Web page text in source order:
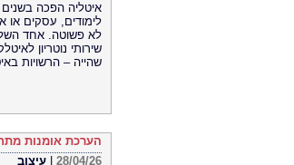
איטליה הפכה בשנים
לימודים, עסקים או
לא פשוטה. אחד
שירותי נוטריון
שהייה – הרשויות
הערכת אומנות מתחילת המאה ה־20 –
28/04/26
עיצוב